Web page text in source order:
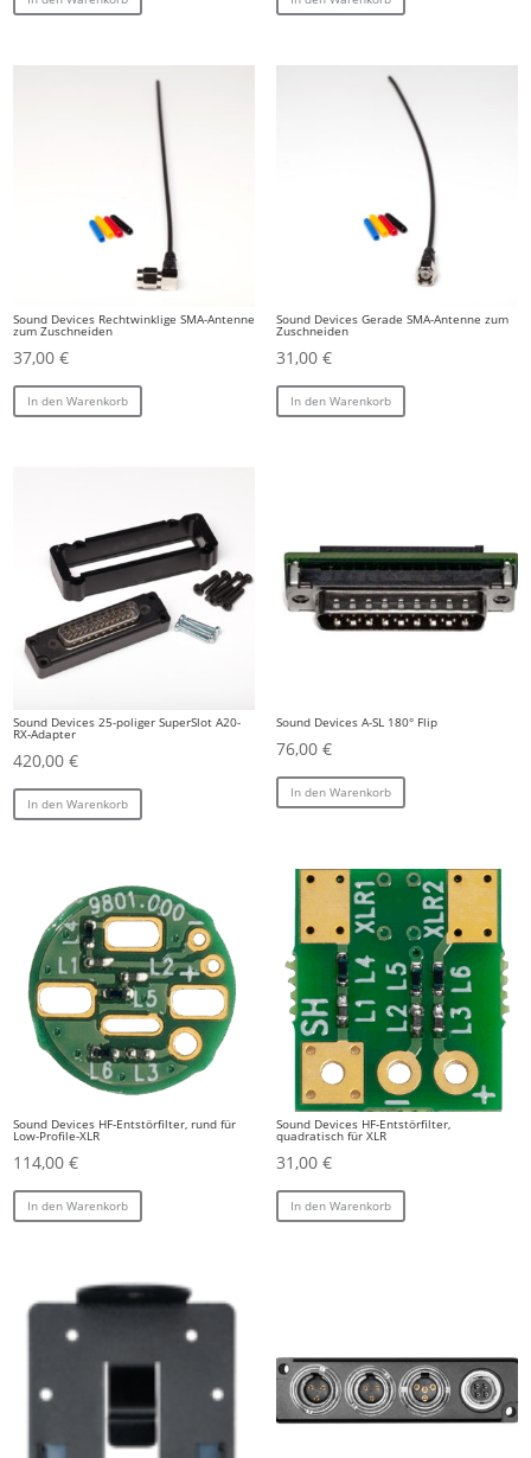
Sound Devices Rechtwinklige SMA-Antenne
zum Zuschneiden
37,00€
In den Warenkorb
Sound Devices Gerade SMA-Antenne zum
Zuschneiden
31,00 €
In den Warenkorb
Sound Devices 25-poliger SuperSlot A20-
RX-Adapter
420,00€
In den Warenkorb
Sound Devices A-SL 180° Flip
76,00 €
In den Warenkorb
Sound Devices HF-Entstörfilter, rund für
Low-Profile-XLR
114,00€
In den Warenkorb
Sound Devices HF-Entstörfilter,
quadratisch für XLR
31,00 €
In den Warenkorb